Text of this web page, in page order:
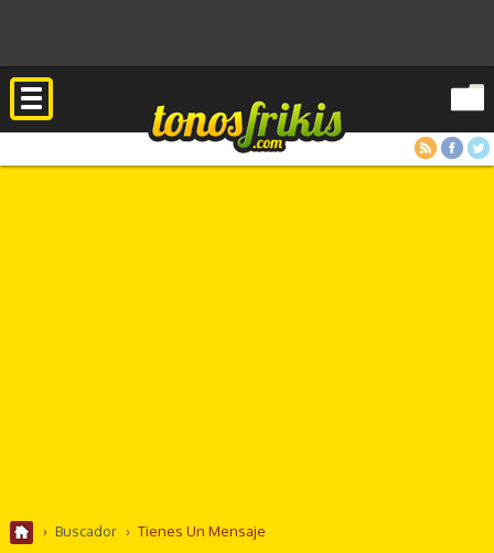
RSS FacebookTwitter
› Buscador › Tienes Un Mensaje